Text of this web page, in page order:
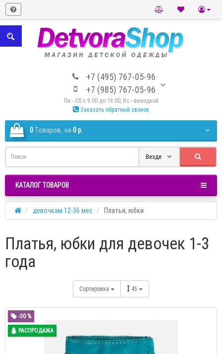
+7 (495) 767-05-96
+7 (985) 767-05-96
Пн - Сб с 9.00 до 18.00, Вс - выходной
Заказать обратный звонок
0 Tоваров, на 0 р.
Везде
КАТАЛОГ ТОВАРОВ
девочкам 12-36 мес Платья, юбки
Платья, юбки для девочек 1-3
года
Сортировка 45
-30 %
РАСПРОДАЖА